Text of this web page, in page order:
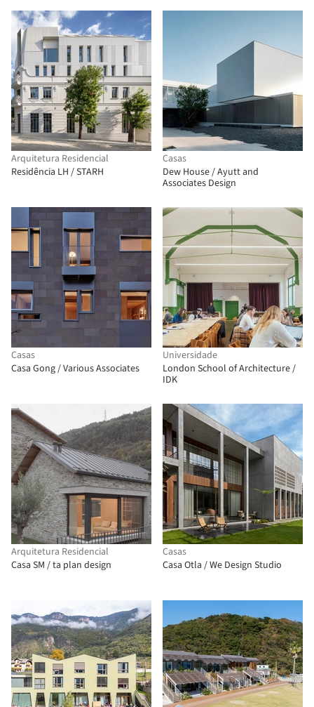
Arquitetura Residencial
Residência LH / STARH
Casas
Dew House / Ayutt and
Associates Design
Casas
Casa Gong / Various Associates
Universidade
London School of Architecture /
IDK
Arquitetura Residencial
Casa SM / ta plan design
Casas
Casa Otla / We Design Studio